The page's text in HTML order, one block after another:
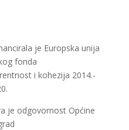
je Europska unija
fonda
i kohezija 2014.-
je odgovornost Općine